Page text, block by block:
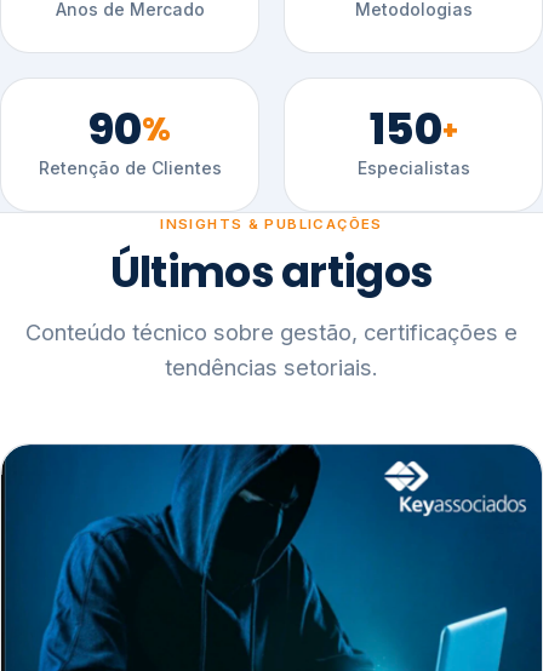
Anos de Mercado Metodologias
90%
Retenção de Clientes
150+
Especialistas
INSIGHTS & PUBLICAÇÕES
Últimos artigos
Conteúdo técnico sobre gestão, certificações e
tendências setoriais.